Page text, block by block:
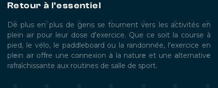
Retour à l'essentiel
De plus en plus de gens se tournent vers les activités en
plein air pour leur dose d'exercice. Que ce soit la course à
pied, le vélo, le paddleboard ou la randonnée, l'exercice en
plein air offre une connexion à la nature et une alternative
rafraîchissante aux routines de salle de sport.